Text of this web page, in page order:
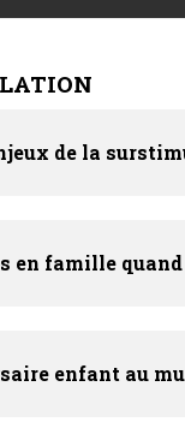
de la
en famille
enfant au